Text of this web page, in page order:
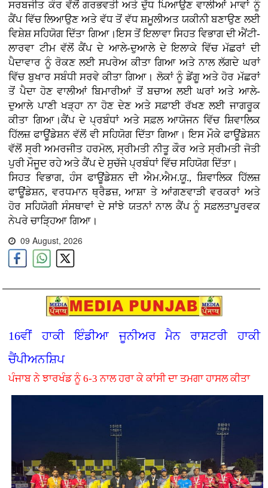
ਸਰਬਜੀਤ ਕੌਰ ਵੱਲੋਂ ਗਰਭਵਤੀ ਅਤੇ ਦੁੱਧ ਪਿਆਉਣ ਵਾਲੀਆਂ ਮਾਵਾਂ ਨੂੰ
ਕੈਂਪ ਵਿੱਚ ਲਿਆਉਣ ਅਤੇ ਵੱਧ ਤੋਂ ਵੱਧ ਸ਼ਮੂਲੀਅਤ ਯਕੀਨੀ ਬਣਾਉਣ ਲਈ
ਵਿਸ਼ੇਸ਼ ਸਹਿਯੋਗ ਦਿੱਤਾ ਗਿਆ।ਇਸ ਤੋਂ ਇਲਾਵਾ ਸਿਹਤ ਵਿਭਾਗ ਦੀ ਐਂਟੀ-
ਲਾਰਵਾ ਟੀਮ ਵੱਲੋਂ ਕੈਂਪ ਦੇ ਆਲੇ-ਦੁਆਲੇ ਦੇ ਇਲਾਕੇ ਵਿੱਚ ਮੱਛਰਾਂ ਦੀ
ਪੈਦਾਵਾਰ ਨੂੰ ਰੋਕਣ ਲਈ ਸਪਰੇਅ ਕੀਤਾ ਗਿਆ ਅਤੇ ਨਾਲ ਲੱਗਦੇ ਘਰਾਂ
ਵਿੱਚ ਬੁਖਾਰ ਸਬੰਧੀ ਸਰਵੇ ਕੀਤਾ ਗਿਆ। ਲੋਕਾਂ ਨੂੰ ਡੇਂਗੂ ਅਤੇ ਹੋਰ ਮੱਛਰਾਂ
ਤੋਂ ਪੈਦਾ ਹੋਣ ਵਾਲੀਆਂ ਬਿਮਾਰੀਆਂ ਤੋਂ ਬਚਾਅ ਲਈ ਘਰਾਂ ਅਤੇ ਆਲੇ-
ਦੁਆਲੇ ਪਾਣੀ ਖੜ੍ਹਾ ਨਾ ਹੋਣ ਦੇਣ ਅਤੇ ਸਫ਼ਾਈ ਰੱਖਣ ਲਈ ਜਾਗਰੂਕ
ਕੀਤਾ ਗਿਆ।ਕੈਂਪ ਦੇ ਪ੍ਰਬੰਧਾਂ ਅਤੇ ਸਫ਼ਲ ਆਯੋਜਨ ਵਿੱਚ ਸ਼ਿਵਾਲਿਕ
ਹਿੱਲਜ਼ ਫਾਊਂਡੇਸ਼ਨ ਵੱਲੋਂ ਵੀ ਸਹਿਯੋਗ ਦਿੱਤਾ ਗਿਆ। ਇਸ ਮੌਕੇ ਫਾਊਂਡੇਸ਼ਨ
ਵੱਲੋਂ ਸ੍ਰੀ ਅਮਰਜੀਤ ਹਰਮੋਲ, ਸ੍ਰੀਮਤੀ ਨੀਤੂ ਕੌਰ ਅਤੇ ਸ੍ਰੀਮਤੀ ਜੋਤੀ
ਪੁਰੀ ਮੌਜੂਦ ਰਹੇ ਅਤੇ ਕੈਂਪ ਦੇ ਸੁਚੱਜੇ ਪ੍ਰਬੰਧਾਂ ਵਿੱਚ ਸਹਿਯੋਗ ਦਿੱਤਾ।
ਸਿਹਤ ਵਿਭਾਗ, ਹੰਸ ਫਾਊਂਡੇਸ਼ਨ ਦੀ ਐਮ.ਐਮ.ਯੂ., ਸ਼ਿਵਾਲਿਕ ਹਿੱਲਜ਼
ਫਾਊਂਡੇਸ਼ਨ, ਵਰਧਮਾਨ ਥ੍ਰੈਡਜ਼, ਆਸ਼ਾ ਤੇ ਆਂਗਣਵਾੜੀ ਵਰਕਰਾਂ ਅਤੇ
ਹੋਰ ਸਹਿਯੋਗੀ ਸੰਸਥਾਵਾਂ ਦੇ ਸਾਂਝੇ ਯਤਨਾਂ ਨਾਲ ਕੈਂਪ ਨੂੰ ਸਫ਼ਲਤਾਪੂਰਵਕ
ਨੇਪਰੇ ਚਾੜ੍ਹਿਆ ਗਿਆ।
09 August, 2026
16ਵੀਂ ਹਾਕੀ ਇੰਡੀਆ ਜੂਨੀਅਰ ਮੈਨ ਰਾਸ਼ਟਰੀ ਹਾਕੀ
ਚੈਂਪੀਅਨਸ਼ਿਪ
ਪੰਜਾਬ ਨੇ ਝਾਰਖੰਡ ਨੂੰ 6-3 ਨਾਲ ਹਰਾ ਕੇ ਕਾਂਸੀ ਦਾ ਤਮਗਾ ਹਾਸਲ ਕੀਤਾ